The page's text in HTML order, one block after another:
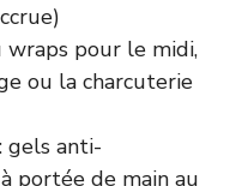
wraps pour le midi,
ou la charcuterie
gels anti-
portée de main au